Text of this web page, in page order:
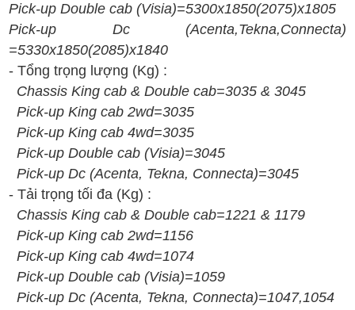
Pick-up Double cab (Visia)=5300x1850(2075)x1805
Pick-up Dc (Acenta,Tekna,Connecta)
=5330x1850(2085)x1840
- Tổng trọng lượng (Kg) :
Chassis King cab & Double cab=3035 & 3045
Pick-up King cab 2wd=3035
Pick-up King cab 4wd=3035
Pick-up Double cab (Visia)=3045
Pick-up Dc (Acenta, Tekna, Connecta)=3045
- Tải trọng tốiđa (Kg) :
Chassis King cab & Double cab=1221 &1179
Pick-up King cab 2wd=1156
Pick-up King cab 4wd=1074
Pick-up Double cab (Visia)=1059
Pick-up Dc (Acenta, Tekna, Connecta)=1047,1054